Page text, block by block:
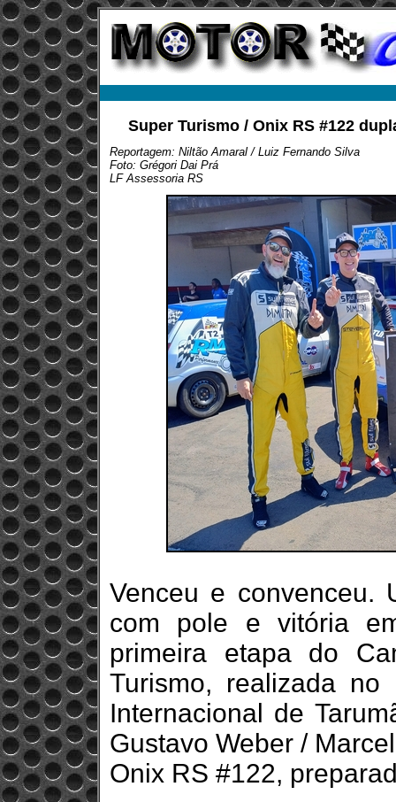
Super Turismo / Onix RS #122
Reportagem: Niltão Amaral / Luiz Fernando Silva
Foto: Grégori Dai Prá
LF Assessoria RS
Venceu e convenceu.
com pole e vitória
primeira etapa do
Turismo, realizada no
Internacional de
Gustavo Weber /
Onix RS #122,